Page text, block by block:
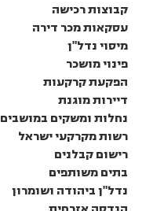
קבוצות רכישה
עסקאות מכר דירה
מיסוי נדל"ן
פינוי מושכר
הפקעת קרקעות
דיירות מוגנת
נחלות ומשקים במושבים
רשות מקרקעי ישראל
רישום קבלנים
בתים משותפים
נדל"ן ביהודה ושומרון